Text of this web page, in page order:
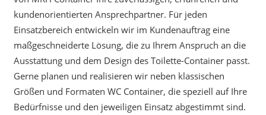
kundenorientierten Ansprechpartner. Für jeden
Einsatzbereich entwickeln wir im Kundenauftrag eine
maßgeschneiderte Lösung, die zu Ihrem Anspruch an die
Ausstattung und dem Design des Toilette-Container passt.
Gerne planen und realisieren wir neben klassischen
Größen und Formaten WC Container, die speziell auf Ihre
Bedürfnisse und den jeweiligen Einsatz abgestimmt sind.